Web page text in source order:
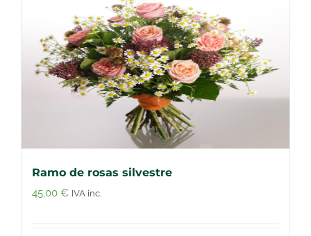
Ramo de rosas silvestre
45,00 € IVA inc.